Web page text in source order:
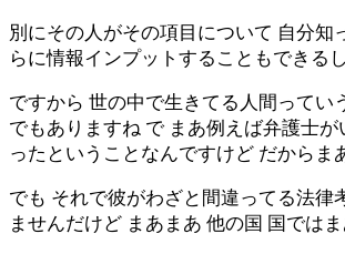
別にその人がその項目について 自分
らに情報インプットすることもできる
ですから 世の中で生きてる人間ってい
でもありますね で まあ例えば弁護士
ったということなんですけど だから
でも それで彼がわざと間違ってる法律
ませんだけど まあまあ 他の国 国では